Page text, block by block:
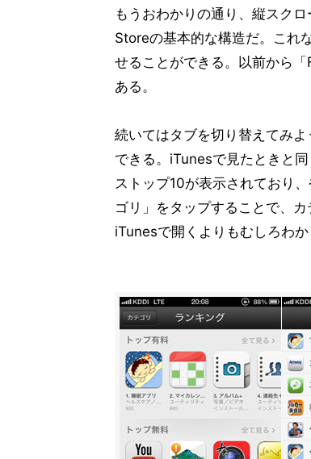
もうおわかりの通り、縦スク
Storeの基本的な構造だ。これ
せることができる。以前から
ある。
続いてはタブを切り替えてみ
できる。iTunesで見たときと
ストップ10が表示されており
ゴリ」をタップすることで、
iTunesで開くよりもむしろわか